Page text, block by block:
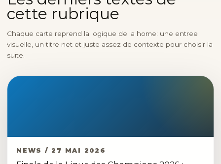
cette rubrique
Chaque carte reprend la logique de la home: une entree
visuelle, un titre net et juste assez de contexte pour choisir la
suite.
NEWS / 27 MAI 2026